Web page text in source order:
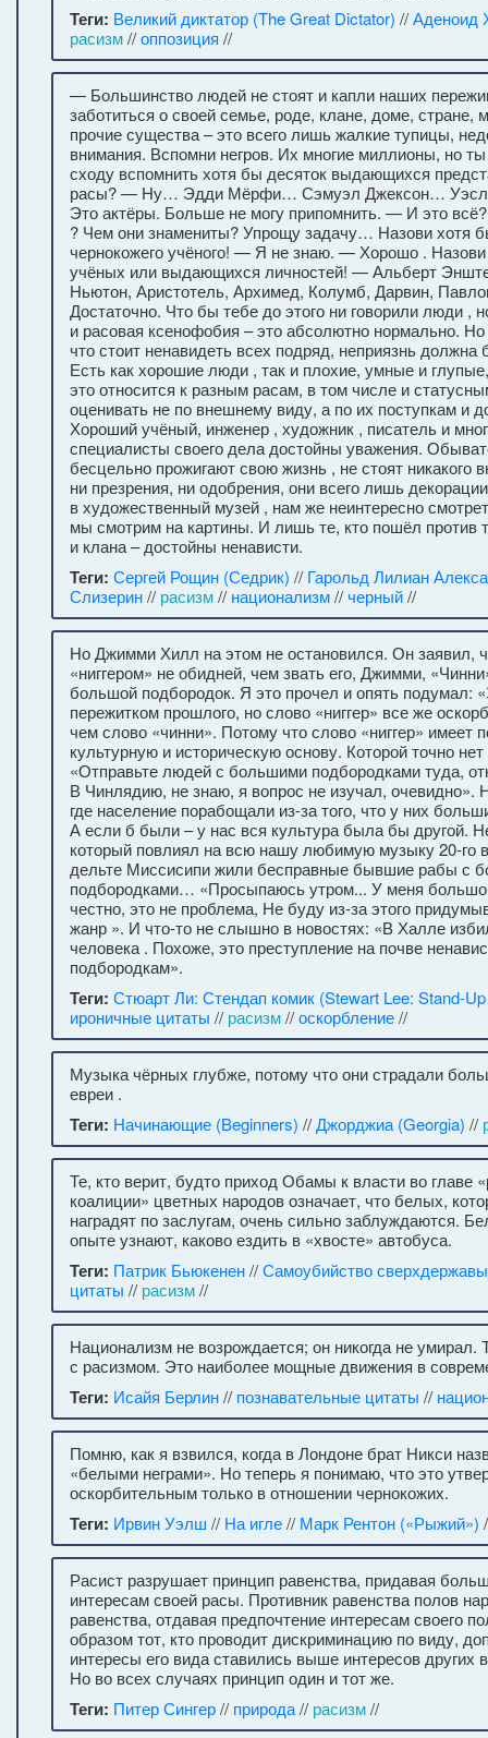
Теги: Великий диктатор (The Great Dictator) //Аденоид
расизм//оппозиция //
— Большинство людей не стоят и капли наших
заботиться о своей семье, роде, клане, доме, стране,
прочие существа – это всего лишь жалкие тупицы,
внимания. Вспомни негров. Их многие миллионы, но
сходу вспомнить хотя бы десяток выдающихся
расы? — Ну… Эдди Мёрфи… Сэмуэл Джексон…
Это актёры. Больше не могу припомнить. — И это
? Чем они знамениты? Упрощу задачу… Назови хотя
чернокожего учёного! — Я не знаю. — Хорошо . Назови
учёных или выдающихся личностей! — Альберт
Ньютон, Аристотель, Архимед, Колумб, Дарвин,
Достаточно. Что бы тебе до этого ни говорили люди ,
и расовая ксенофобия – это абсолютно нормально. Но
что стоит ненавидеть всех подряд, неприязнь
Есть как хорошие люди , так и плохие, умные и
это относится к разным расам, в том числе и
оценивать не по внешнему виду, а по их поступкам и
Хороший учёный, инженер , художник , писатель и
специалисты своего дела достойны уважения.
бесцельно прожигают свою жизнь , не стоят никакого
ни презрения, ни одобрения, они всего лишь
в художественный музей , нам же неинтересно
мы смотрим на картины. И лишь те, кто пошёл против
и клана – достойны ненависти.
Теги: Сергей Рощин (Седрик) // Гарольд Лилиан
Слизерин// расизм// национализм//черный//
Но Джимми Хилл на этом не остановился. Он заявил,
«ниггером» не обидней, чем звать его, Джимми,
большой подбородок. Я это прочел и опять подумал:
пережитком прошлого, но слово «ниггер» все же
чем слово «чинни». Потому что слово «ниггер» имеет
культурную и историческую основу. Которой точно
«Отправьте людей с большими подбородками туда,
В Чинлядию, не знаю, я вопрос не изучал, очевидно».
где население порабощали из-за того, что у них
А если б были – у нас вся культура была бы другой.
который повлиял на всю нашу любимую музыку 20-го
дельте Миссисипи жили бесправные бывшие рабы с
подбородками… «Просыпаюсь утром... У меня
честно, это не проблема, Не буду из-за этого
жанр ». И что-то не слышно в новостях: «В Халле
человека . Похоже, это преступление на почве
подбородкам».
Теги: Стюарт Ли: Стендап комик (Stewart Lee: Stand-
ироничные цитаты // расизм//оскорбление//
Музыка чёрных глубже, потому что они страдали
евреи .
Теги: Начинающие (Beginners) //Джорджиа (Georgia) //
Те, кто верит, будто приход Обамы к власти во главе
коалиции» цветных народов означает, что белых,
наградят по заслугам, очень сильно заблуждаются.
опыте узнают, каково ездить в «хвосте» автобуса.
Теги: Патрик Бьюкенен//Самоубийство сверхдержавы
цитаты // расизм//
Национализм не возрождается; он никогда не умирал.
с расизмом. Это наиболее мощные движения в
Теги: Исайя Берлин// познавательные цитаты //
Помню, как я взвился, когда в Лондоне брат Никси
«белыми неграми». Но теперь я понимаю, что это
оскорбительным только в отношении чернокожих.
Теги: Ирвин Уэлш // На игле// Марк Рентон («Рыжий»)
Расист разрушает принцип равенства, придавая
интересам своей расы. Противник равенства полов
равенства, отдавая предпочтение интересам своего
образом тот, кто проводит дискриминацию по виду,
интересы его вида ставились выше интересов других
Но во всех случаях принцип один и тот же.
Теги: Питер Сингер// природа// расизм//